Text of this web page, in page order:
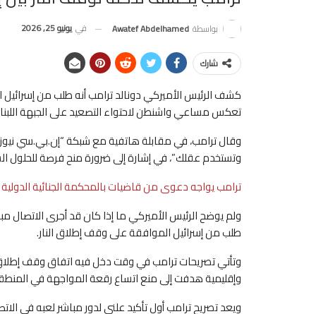
بواسطة Awatef Abdelhamed في يونيو 25, 2026
شارك
كشف الرئيس الأميركي دونالد ترامب أنه طلب من
تعكس مساعي واشنطن لاحتواء التصعيد على الجبهة
وقال ترامب، في مقابلة هاتفية مع شبكة “إن.بي.سي
وتستخدم عقلك”، في إشارة إلى ضرورة منح فرصة للحلول
ترامب يواجه دعوى من قاضيات بالمحكمة الجنائية الدولية
ولم يوضح الرئيس الأميركي ما إذا كان قد أجرى الاتصال
طلب من إسرائيل الموافقة على وقف إطلاق النار.
وتأتي تصريحات ترامب في وقت دخل فيه اتفاق وقف إطلاق
وإقليمية هدفت إلى منع اتساع رقعة المواجهة في
ويعد تصريح ترامب أول تأكيد علني لدور مباشر لعبه في